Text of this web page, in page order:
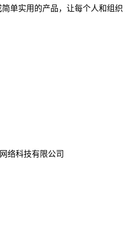
单实用的产品，让每个人和组织
络科技有限公司